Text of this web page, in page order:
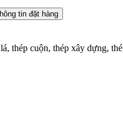
thép cuộn, thép xây dựng,